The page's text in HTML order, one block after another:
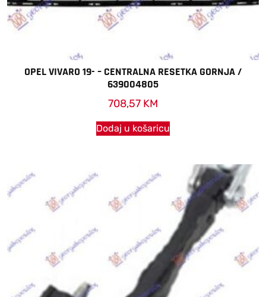
OPEL VIVARO 19- – CENTRALNA RESETKA GORNJA /
639004805
708,57 KM
Dodaj u košaricu